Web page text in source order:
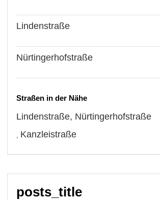
Lindenstraße
Nürtingerhofstraße
Straßen in der Nähe
Lindenstraße, Nürtingerhofstraße
Kanzleistraße
posts_title